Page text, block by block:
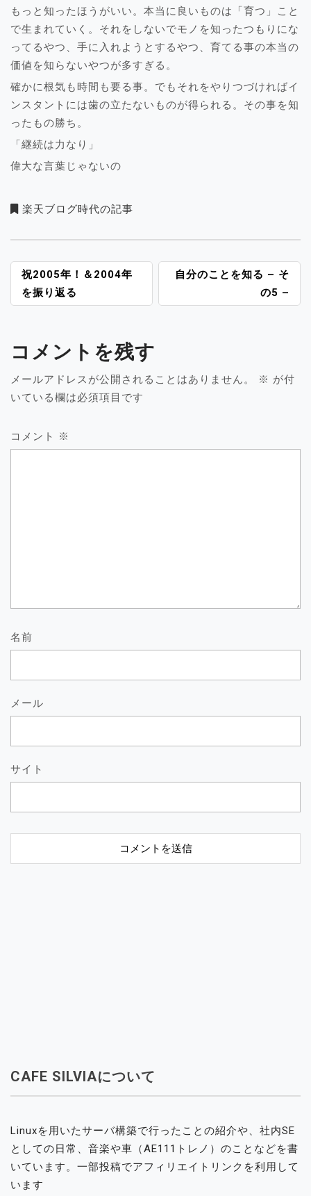
もっと知ったほうがいい。本当に良いものは「育つ」こと
で生まれていく。それをしないでモノを知ったつもりにな
ってるやつ、手に入れようとするやつ、育てる事の本当の
価値を知らないやつが多すぎる。
確かに根気も時間も要る事。でもそれをやりつづければイ
ンスタントには歯の立たないものが得られる。その事を知
ったもの勝ち。
「継続は力なり」
偉大な言葉じゃないの
楽天ブログ時代の記事
投
稿
ナ
ゲ
ー
シ
ョ
祝2005年！＆2004年
を振り返る
自分のことを知る – そ
の5 –
コメントを残す
メールアドレスが公開されることはありません。 ※ が付
いている欄は必須項目です
コメント ※
名前
メール
サイト
CAFE SILVIAについて
Linuxを用いたサーバ構築で行ったことの紹介や、社内SE
としての日常、音楽や車（AE111トレノ）のことなどを書
いています。一部投稿でアフィリエイトリンクを利用して
います